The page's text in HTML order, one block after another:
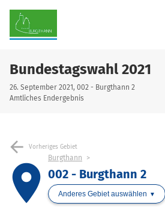
Bundestagswahl 2021
26. September 2021, 002 - Burgthann 2
Amtliches Endergebnis
arrow_back Vorheriges Gebiet
place
Burgthann
002 - Burgthann 2
Anderes Gebiet auswählen